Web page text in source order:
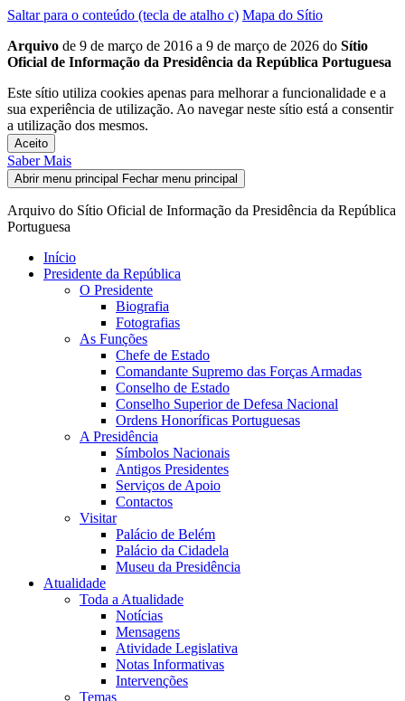
Saltar para o conteúdo (tecla de atalho c) Mapa do Sítio
Arquivo de 9 de março de 2016 a 9 de março de 2026 do Sítio
Oficial de Informação da Presidência da República Portuguesa
Este sítio utiliza cookies apenas para melhorar a funcionalidade e a
sua experiência de utilização. Ao navegar neste sítio está a consentir
a utilização dos mesmos.
Aceito
Saber Mais
Abrir menu principal Fechar menu principal
Arquivo do Sítio Oficial de Informação da Presidência da República
Portuguesa
Início
Presidente da República
O Presidente
Biografia
Fotografias
As Funções
Chefe de Estado
Comandante Supremo das Forças Armadas
Conselho de Estado
Conselho Superior de Defesa Nacional
Ordens Honoríficas Portuguesas
A Presidência
Símbolos Nacionais
Antigos Presidentes
Serviços de Apoio
Contactos
Visitar
Palácio de Belém
Palácio da Cidadela
Museu da Presidência
Atualidade
Toda a Atualidade
Notícias
Mensagens
Atividade Legislativa
Notas Informativas
Intervenções
Temas